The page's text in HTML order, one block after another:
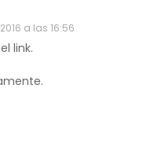
a las 16:56
link.